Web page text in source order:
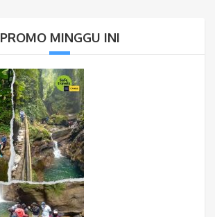
PROMO MINGGU INI